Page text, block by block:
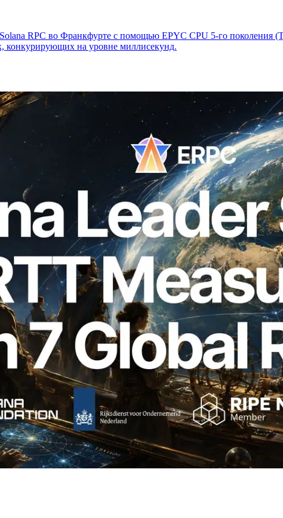
RPC во Франкфурте с помощью EPYC CPU 5-го поколения
конкурирующих на уровне миллисекунд.